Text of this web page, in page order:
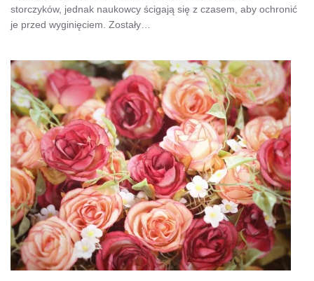
storczyków, jednak naukowcy ścigają się z czasem, aby ochronić
je przed wyginięciem. Zostały…